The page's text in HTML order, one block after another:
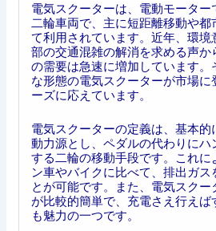
電気スクーターは、電動モータ
二輪車両で、主に短距離移動や都
て利用されています。近年、環境
部の交通混雑の解消を求める声か
の需要は急速に増加しています。
な形態の電気スクーターが市場に
ーズに応えています。
電気スクーターの定義は、基本的
動力源とし、ペダルの代わりにハ
する二輪の移動手段です。これに
ン車やバイクに比べて、排出ガス
とが可能です。また、電気スクー
が比較的簡単で、充電さえ行えば
も魅力の一つです。